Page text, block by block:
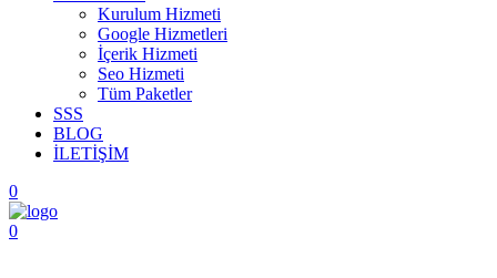
Kurulum Hizmeti
Google Hizmetleri
İçerik Hizmeti
Seo Hizmeti
Tüm Paketler
SSS
BLOG
İLETİŞİM
0
0